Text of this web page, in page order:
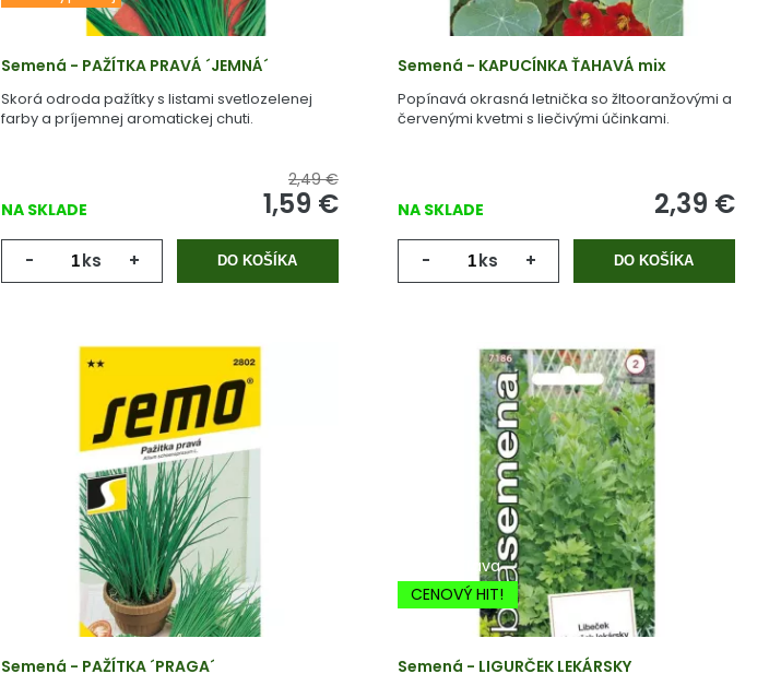
Semená - PAŽÍTKA PRAVÁ ´JEMNÁ´
Skorá odroda pažítky s listami svetlozelenej
farby a príjemnej aromatickej chuti.
NA SKLADE
2,49 €
1,59 €
- ks + DO KOŠÍKA
Semená - KAPUCÍNKA ŤAHAVÁ mix
Popínavá okrasná letnička so žltooranžovými a
červenými kvetmi s liečivými účinkami.
NA SKLADE 2,39 €
- ks + DO KOŠÍKA
Semená - PAŽÍTKA ´PRAGA´
-20% Zľava
CENOVÝ HIT!
Semená - LIGURČEK LEKÁRSKY